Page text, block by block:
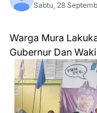
Sabtu, 28
Warga Mura
Gubernur Dan